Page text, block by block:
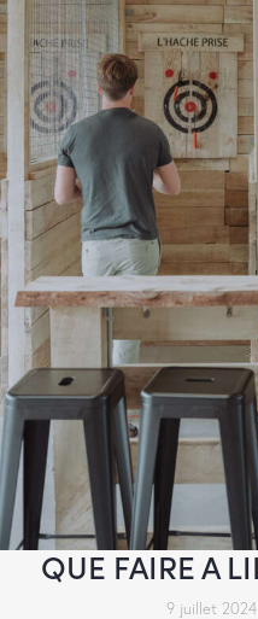
QUE FAIRE A
9 juillet 2024